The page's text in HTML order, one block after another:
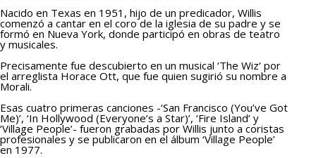
Nacido en Texas en 1951, hijo de un predicador, Willis
comenzó a cantar en el coro de la iglesia de su padre y se
formó en Nueva York, donde participó en obras de teatro
y musicales.
Precisamente fue descubierto en un musical ‘The Wiz‘ por
el arreglista Horace Ott, que fue quien sugirió su nombre a
Morali.
Esas cuatro primeras canciones -‘San Francisco (You’ve Got
Me)’, ‘In Hollywood (Everyone’s a Star)’, ‘Fire Island’ y
‘Village People’- fueron grabadas por Willis junto a coristas
profesionales y se publicaron en el álbum ‘Village People’
en 1977.